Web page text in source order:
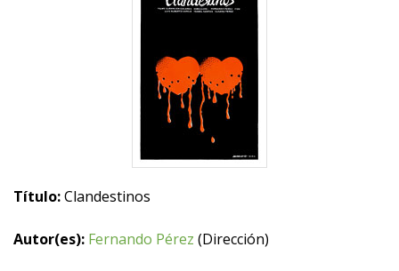
Título:Clandestinos
Autor(es): Fernando Pérez (Dirección)